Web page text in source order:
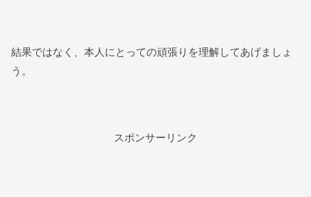
結果ではなく、本人にとっての頑張りを理解してあげましょ
う。
スポンサーリンク